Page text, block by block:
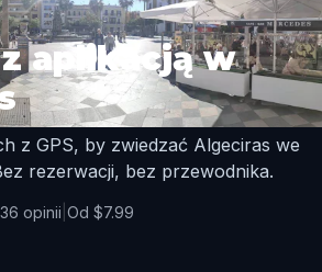
aplikacją w
z GPS, by zwiedzać Algeciras we
rezerwacji, bez przewodnika.
opinii Od $7.99